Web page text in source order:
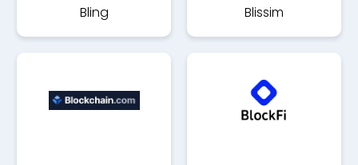
Bling Blissim